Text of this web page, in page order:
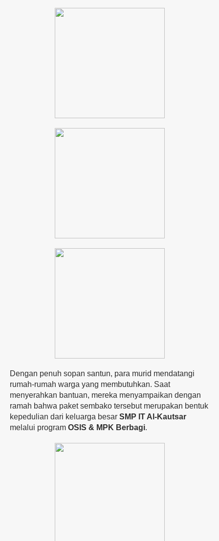
Dengan penuh sopan santun, para murid mendatangi
rumah-rumah warga yang membutuhkan. Saat
menyerahkan bantuan, mereka menyampaikan dengan
ramah bahwa paket sembako tersebut merupakan bentuk
kepedulian dari keluarga besar SMP IT Al-Kautsar
melalui program OSIS & MPK Berbagi.